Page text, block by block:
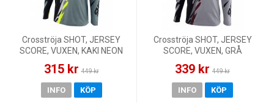
Crosströja SHOT, JERSEY
SCORE, VUXEN, KAKI NEON
315 kr 449 kr
INFO KÖP
Crosströja SHOT, JERSEY
SCORE, VUXEN, GRÅ
339 kr 449 kr
INFO KÖP